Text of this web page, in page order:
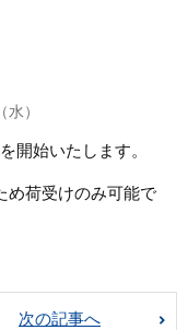
）
開始いたします。
め荷受けのみ可能で
次の記事へ